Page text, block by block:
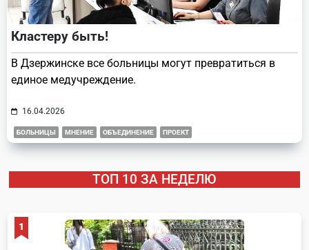
Кластеру быть!
В Дзержинске все больницы могут превратиться в
единое медучреждение.
16.04.2026
БОЛЬНИЦЫ МНЕНИЕ ОБЪЕДИНЕНИЕ ПРОЕКТ
ТОП 10 ЗА НЕДЕЛЮ